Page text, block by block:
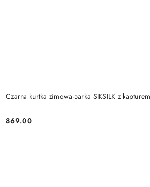
Czarna kurtka zimowa-parka SIKSILK z kapturem
Cena:
869.00